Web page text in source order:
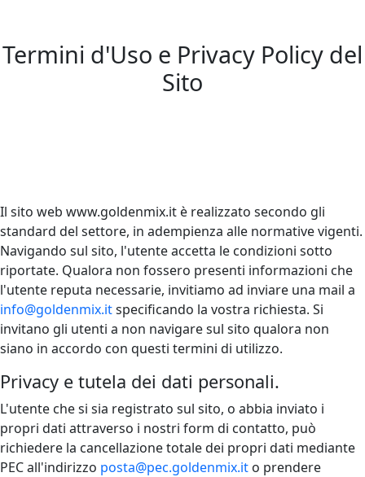
Termini d'Uso e Privacy Policy del
Sito
Il sito web www.goldenmix.it è realizzato secondo gli
standard del settore, in adempienza alle normative vigenti.
Navigando sul sito, l'utente accetta le condizioni sotto
riportate. Qualora non fossero presenti informazioni che
l'utente reputa necessarie, invitiamo ad inviare una mail a
info@goldenmix.itspecificando la vostra richiesta. Si
invitano gli utenti a non navigare sul sito qualora non
siano in accordo con questi termini di utilizzo.
Privacy e tutela dei dati personali.
L'utente che si sia registrato sul sito, o abbia inviato i
propri dati attraverso i nostri form di contatto, può
richiedere la cancellazione totale dei propri dati mediante
PEC all'indirizzo posta@pec.goldenmix.it o prendere